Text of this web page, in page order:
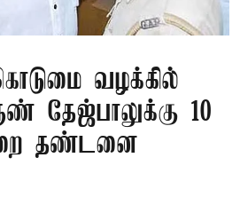
வழக்கில்
தேஜ்பாலுக்கு 10
தண்டனை